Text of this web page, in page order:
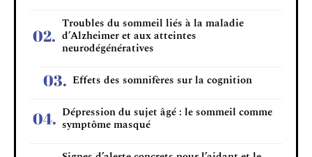
Troubles du sommeil liés à la maladie
d’Alzheimer et aux atteintes
neurodégénératives
Effets des somnifères sur la cognition
Dépression du sujet âgé : le sommeil comme
symptôme masqué